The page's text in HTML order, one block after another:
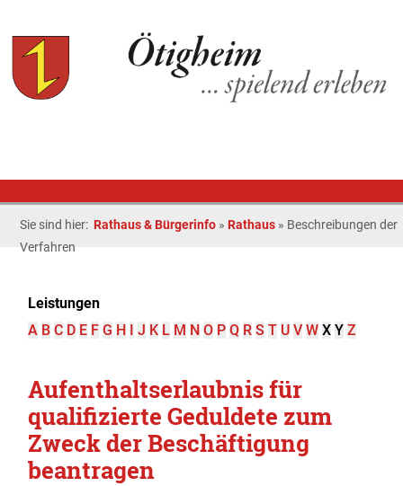
Sie sind hier: Rathaus & Bürgerinfo » Rathaus » Beschreibungen der
Verfahren
Leistungen
A B C D E F G H I J K L M N O P Q R S T U V W X Y Z
Aufenthaltserlaubnis für
qualifizierte Geduldete zum
Zweck der Beschäftigung
beantragen